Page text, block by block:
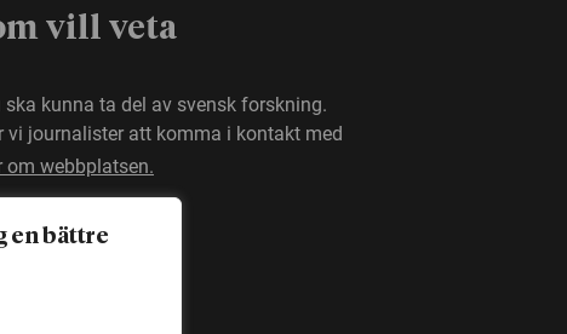
en bättre
vill veta
kunna ta del av svensk forskning.
vi journalister att komma i kontakt med
om webbplatsen.